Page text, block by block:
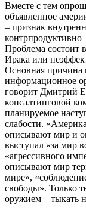
Вместе с тем
объявленное
– признак
контрпродуктивно
Проблема состоит
Ирака или
Основная причина
информационное
говорит Дмитрий
консалтинговой
планируемое
слабости.
описывают мир и
выступал «за мир
«агрессивного
описывают мир
мире»,
свободы». Только
оружием – тыкать